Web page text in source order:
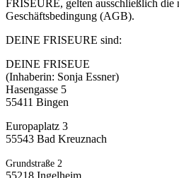
FRISEURE, gelten ausschließlich die
Geschäftsbedingung (AGB).
DEINE FRISEURE sind:
DEINE FRISEUE
(Inhaberin: Sonja Essner)
Hasengasse 5
55411 Bingen
Europaplatz 3
55543 Bad Kreuznach
Grundstraße 2
55218 Ingelheim